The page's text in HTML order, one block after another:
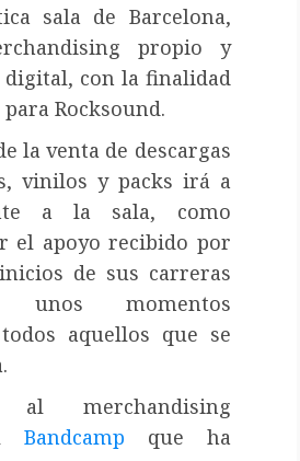
sala de Barcelona,
propio y
con la finalidad
Rocksound.
la venta de descargas
vinilos y packs irá a
a la sala, como
el apoyo recibido por
de sus carreras
unos momentos
aquellos que se
al merchandising
Bandcamp que ha